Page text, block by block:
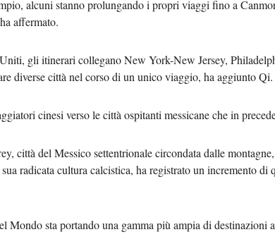
alcuni stanno prolungando i propri viaggi fino a
affermato.
gli itinerari collegano New York-New Jersey,
diverse città nel corso di un unico viaggio, ha aggiunto Qi.
cinesi verso le città ospitanti messicane che in
città del Messico settentrionale circondata dalle
radicata cultura calcistica, ha registrato un incremento
Mondo sta portando una gamma più ampia di